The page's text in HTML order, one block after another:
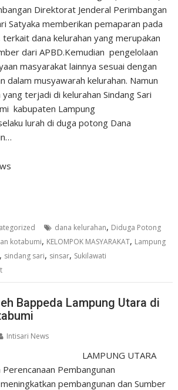
Direktorat Jenderal Perimbangan
Satyaka memberikan pemaparan pada
terkait dana kelurahan yang merupakan
dari APBD.Kemudian pengelolaan
masyarakat lainnya sesuai dengan
dalam musyawarah kelurahan. Namun
terjadi di kelurahan Sindang Sari
kabupaten Lampung
lurah di duga potong Dana
dana kelurahan, Diduga Potong
kotabumi, KELOMPOK MASYARAKAT, Lampung
, sindang sari, sinsar, Sukilawati
Bappeda Lampung Utara di
Intisari News
LAMPUNG UTARA
Pembangunan
pembangunan dan Sumber